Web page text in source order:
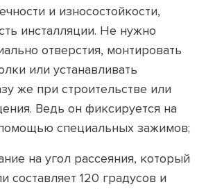
и износостойкости,
инсталляции. Не нужно
отверстия, монтировать
или устанавливать
же при строительстве или
Ведь он фиксируется на
специальных зажимов;
на угол рассеяния, который
составляет 120 градусов и